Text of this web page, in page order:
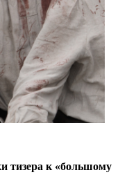
тизера к «большому